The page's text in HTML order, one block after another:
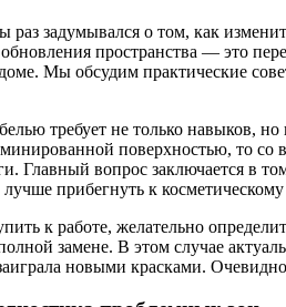
раз задумывался о том, как
пространства — это
Мы обсудим практические
требует не только навыков,
поверхностью, то со
Главный вопрос заключается в
лучше прибегнуть к
к работе, желательно
замене. В этом случае
новыми красками.